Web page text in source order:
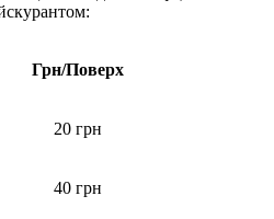
Грн/Поверх
20 грн
40 грн